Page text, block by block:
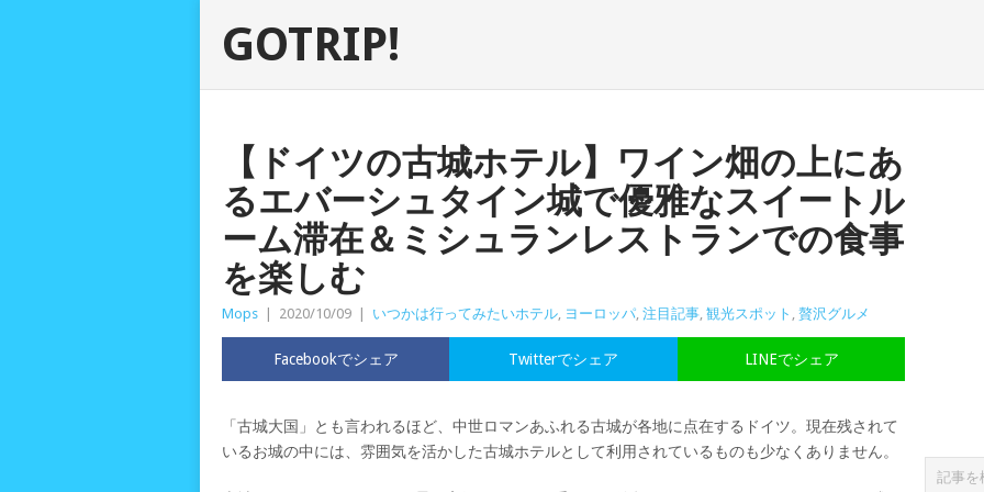
GOTRIP!
【ドイツの古城ホテル】ワイン畑の上にあ
るエバーシュタイン城で優雅なスイートル
ーム滞在＆ミシュランレストランでの食事
を楽しむ
Mops 2020/10/09 いつかは行ってみたいホテル, ヨーロッパ, 注目記事, 観光スポット , 贅沢グルメ
Facebookでシェア LINEでシェア
Twitterでシェア
「古城大国」とも言われるほど、中世ロマンあふれる古城が各地に点在するドイツ。現在残されて
いるお城の中には、雰囲気を活かした古城ホテルとして利用されているものも少なくありません。